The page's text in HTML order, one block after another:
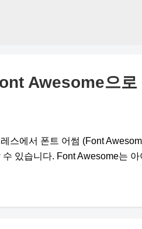
Awesome으
스에서 폰트 어썸 (Font
수 있습니다. Font Awesome는 아